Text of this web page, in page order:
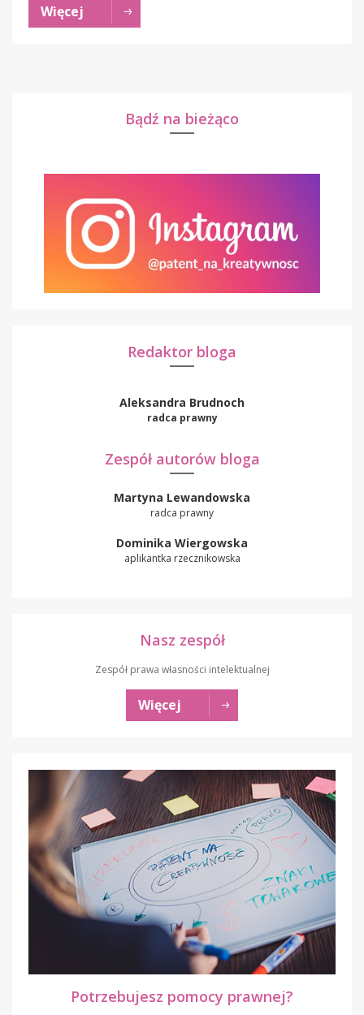
Więcej
Bądź na bieżąco
Redaktor bloga
Aleksandra Brudnoch
radca prawny
Zespół autorów bloga
Martyna Lewandowska
radca prawny
Dominika Wiergowska
aplikantka rzecznikowska
Nasz zespół
Zespół prawa własności intelektualnej
Więcej
Potrzebujesz pomocy prawnej?